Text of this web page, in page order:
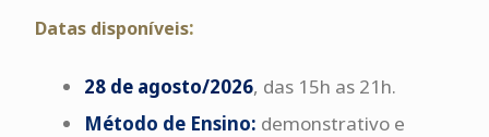
Datas disponíveis:
28 de agosto/2026, das 15h as 21h.
Método de Ensino: demonstrativo e